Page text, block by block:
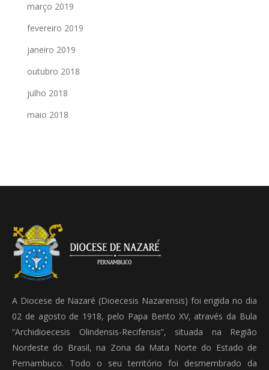
março 2019
fevereiro 2019
janeiro 2019
outubro 2018
julho 2018
maio 2018
A Diocese de Nazaré (Dioecesis Nazarensis) foi erigida no dia
02 de agosto de 1918, pelo Papa Bento XV, através da Bula
“Archidioecesis Olindensis-Recifensis”, situada na Região
Nordeste do Brasil, na Zona da Mata Norte do Estado de
Pernambuco. Todo o seu território foi desmembrado da